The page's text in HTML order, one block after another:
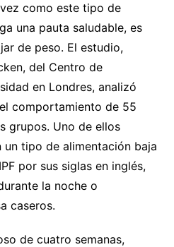
como este tipo de
una pauta saludable, es
de peso. El estudio,
del Centro de
en Londres, analizó
comportamiento de 55
grupos. Uno de ellos
tipo de alimentación baja
por sus siglas en inglés,
la noche o
caseros.
de cuatro semanas,